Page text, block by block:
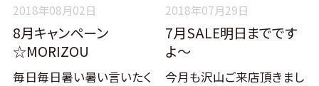
2018年08月02日
8月キャンペーン
☆MORIZOU
毎日毎日暑い暑い言いたく
2018年07月29日
7月SALE明日までです
よ～
今月も沢山ご来店頂きまし